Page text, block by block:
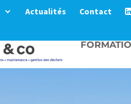
Actualités Contact